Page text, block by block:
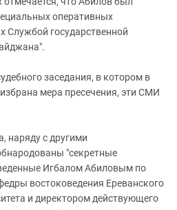
оперативных
Службой государственной
заседания, в котором в
мера пресечения, эти СМИ
наряду с другими
"секретные
Игбалом Абиловым по
востоковедения Ереванского
и директором действующего